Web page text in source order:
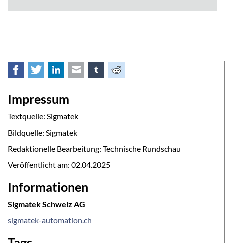
Facebook
TwitterLinkedInE-mail tumblrReddit
Impressum
Textquelle: Sigmatek
Bildquelle: Sigmatek
Redaktionelle Bearbeitung: Technische Rundschau
Veröffentlicht am: 02.04.2025
Informationen
Sigmatek Schweiz AG
sigmatek-automation.ch